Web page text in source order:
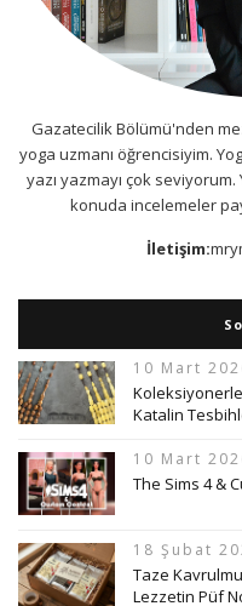
Gazatecilik Bölümü'nden
yoga uzmanı öğrencisiyim.
yazı yazmayı çok
konuda incelemeler
İletişim:
10 Mart
Katalin
10 Mart
The Sims 4 &
18 Şubat
Taze
Lezzetin Püf